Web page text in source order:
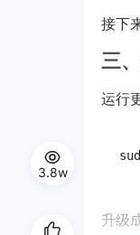
接下
三
运行
升级
3.8w